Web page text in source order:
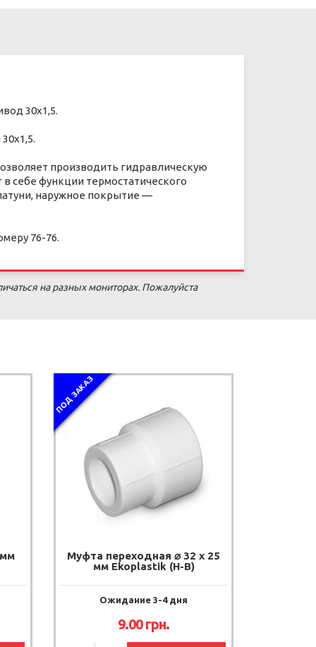
30х1,5.
производить гидравлическую
себе функции термостатического
наружное покрытие —
76-76.
на разных мониторах. Пожалуйста
ПОД ЗАКАЗ
Муфта переходная ⌀ 32 x 25
мм Ekoplastik (Н-В)
Ожидание 3-4 дня
9.00грн.